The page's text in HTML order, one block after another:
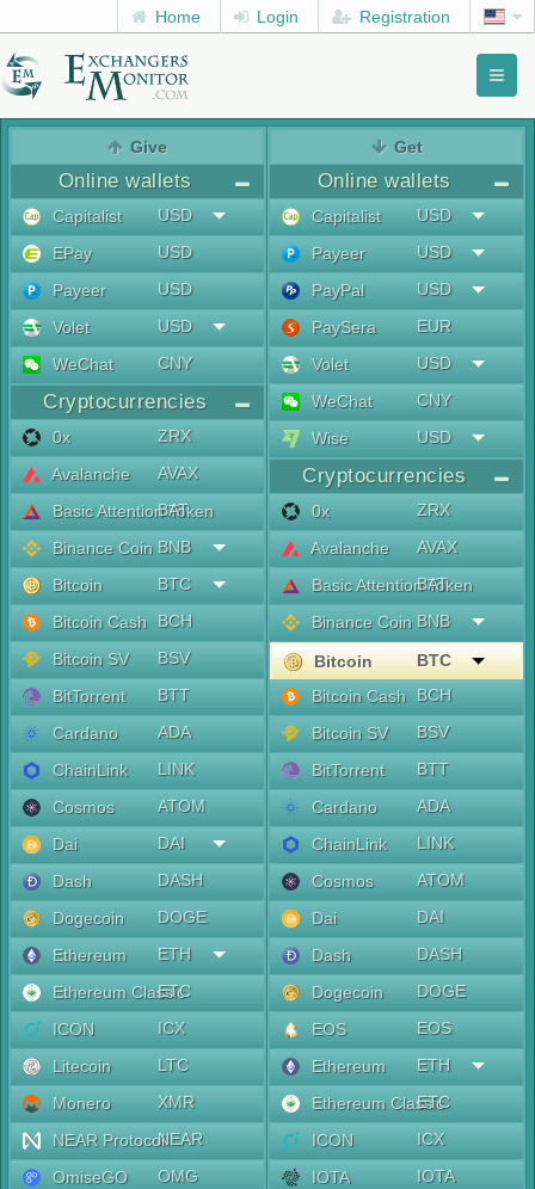
Home Login Registration
Give
Online wallets
Capitalist
USD
EPay
USD
Payeer
USD
Volet
USD
WeChat
CNY
Cryptocurrencies
0x
ZRX
Avalanche
AVAX
Basic Attention Token
BAT
Binance Coin BNB
Bitcoin
BTC
Bitcoin Cash
BCH
Bitcoin SV
BSV
BitTorrent
BTT
Cardano
ADA
ChainLink
LINK
Cosmos
ATOM
Dai
DAI
Dash
DASH
Dogecoin
DOGE
Ethereum
ETH
Ethereum Classic
ETC
ICON
ICX
Litecoin
LTC
Monero
XMR
NEAR ProtocolNEAR
OmiseGO
OMG
Get
Online wallets
Capitalist
USD
Payeer
USD
PayPal
USD
PaySera
EUR
Volet
USD
WeChat
CNY
Wise
USD
Cryptocurrencies
0x
ZRX
Avalanche
AVAX
Basic Attention Token
BAT
Binance Coin BNB
Bitcoin
BTC
Bitcoin Cash
BCH
Bitcoin SV
BSV
BitTorrent
BTT
Cardano
ADA
ChainLink
LINK
Cosmos
ATOM
Dai
DAI
Dash
DASH
Dogecoin
DOGE
EOS
EOS
Ethereum
ETH
Ethereum Classic
ETC
ICON
ICX
IOTA
IOTA